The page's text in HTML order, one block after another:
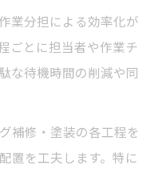
業分担による効率化が
ごとに担当者や作業チ
な待機時間の削減や同
補修・塗装の各工程を
置を工夫します。特に